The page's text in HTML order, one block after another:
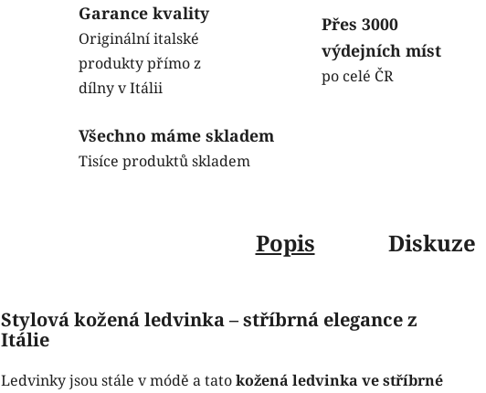
Garance kvality
Originální italské
produkty přímo z
dílny v Itálii
Přes 3000
výdejních míst
po celé ČR
Všechno máme skladem
Tisíce produktů skladem
Popis Diskuze
Stylová kožená ledvinka – stříbrná elegance z
Itálie
Ledvinky jsou stále v módě a tatokožená ledvinka ve stříbrné